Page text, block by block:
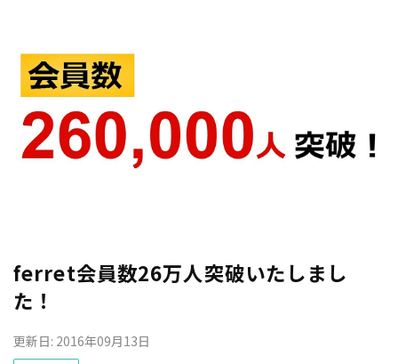
ferret会員数26万人突破いたしまし
た！
更新日: 2016年09月13日